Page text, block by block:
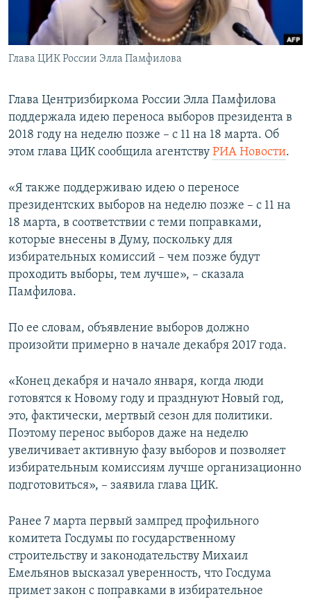
ПОБЕДИТЕЛЕЙ НЕ СУДЯТ?
КРЫМ.НЕПОКОРЕННЫЙ
ELIFBE
ПРИСОЕДИНЯЙТЕСЬ!
Все сайты RFE/RL
Глава ЦИК России Элла Памфилова
Глава Центризбиркома России Элла Памфилова
поддержала идею переноса выборов президента в
2018 году на неделю позже – с 11 на 18 марта. Об
этом глава ЦИК сообщила агентству РИА Новости.
«Я также поддерживаю идею о переносе
президентских выборов на неделю позже – с 11 на
18 марта, в соответствии с теми поправками,
которые внесены в Думу, поскольку для
избирательных комиссий – чем позже будут
проходить выборы, тем лучше», – сказала
Памфилова.
По ее словам, объявление выборов должно
произойти примерно в начале декабря 2017 года.
«Конец декабря и начало января, когда люди
готовятся к Новому году и празднуют Новый год,
это, фактически, мертвый сезон для политики.
Поэтому перенос выборов даже на неделю
увеличивает активную фазу выборов и позволяет
избирательным комиссиям лучше организационно
подготовиться», – заявила глава ЦИК.
Ранее 7 марта первый зампред профильного
комитета Госдумы по государственному
строительству и законодательству Михаил
Емельянов высказал уверенность, что Госдума
примет закон с поправками в избирательное